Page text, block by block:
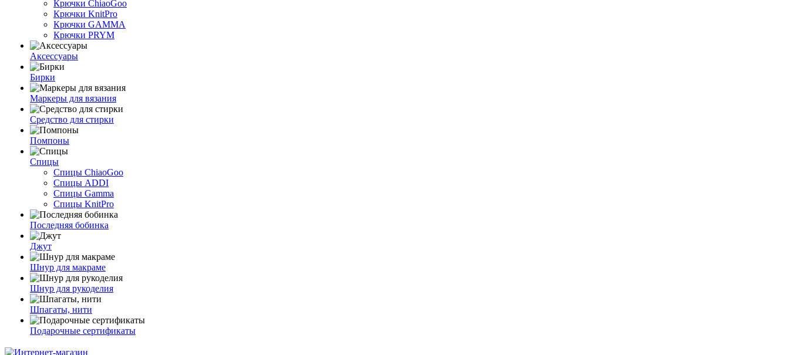
Крючки ChiaoGoo
Крючки KnitPro
Крючки GAMMA
Крючки PRYM
Аксессуары
Бирки
Маркеры для вязания
Средство для стирки
Помпоны
Спицы
Спицы ChiaoGoo
Спицы ADDI
Спицы Gamma
Спицы KnitPro
Последняя бобинка
Джут
Шнур для макраме
Шнур для рукоделия
Шпагаты, нити
Подарочные сертификаты